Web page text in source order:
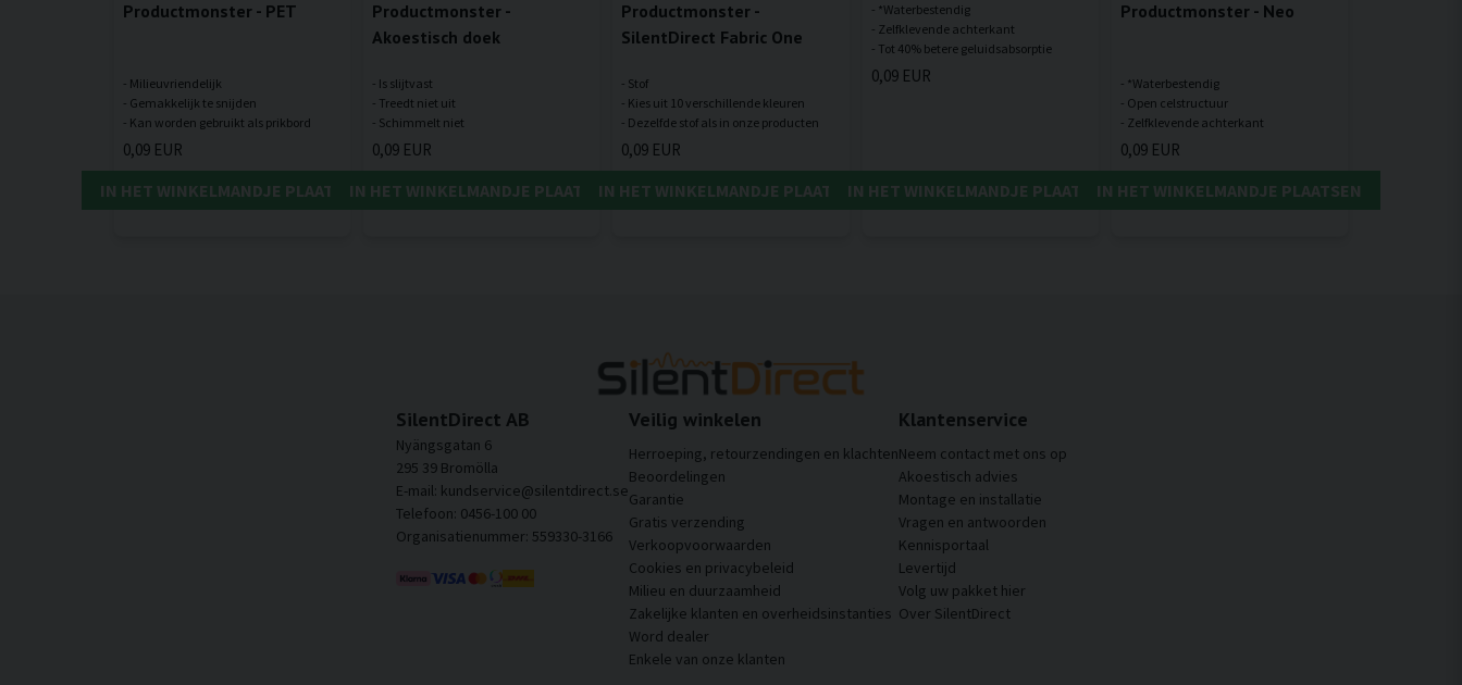
Productmonster - PET
- Milieuvriendelijk
- Gemakkelijk te snijden
0,09 EUR
IN HET WINKELMANDJE PLAATSEN
Productmonster -
Akoestisch doek
- Is slijtvast
- Treedt niet uit
0,09 EUR
IN HET WINKELMANDJE PLAATSEN
Productmonster -
SilentDirect Fabric One
- Stof
- Kies uit 10 verschillende kleuren
0,09 EUR
IN HET WINKELMANDJE PLAATSEN
- *Waterbestendig
- Zelfklevende achterkant
- Tot 40% betere geluidsabsorptie
0,09 EUR
IN HET WINKELMANDJE PLAATSEN
Productmonster - Neo
- *Waterbestendig
- Open celstructuur
0,09 EUR
IN HET WINKELMANDJE PLAATSEN
SilentDirect AB
Nyängsgatan 6
295 39 Bromölla
E-mail: kundservice@silentdirect.se
Telefoon: 0456-100 00
Organisatienummer: 559330-3166
Veilig winkelen
Herroeping, retourzendingen en klachten
Beoordelingen
Garantie
Gratis verzending
Verkoopvoorwaarden
Cookies en privacybeleid
Milieu en duurzaamheid
Zakelijke klanten en overheidsinstanties
Word dealer
Enkele van onze klanten
Klantenservice
Neem contact met ons op
Akoestisch advies
Montage en installatie
Vragen en antwoorden
Kennisportaal
Levertijd
Volg uw pakket hier
Over SilentDirect